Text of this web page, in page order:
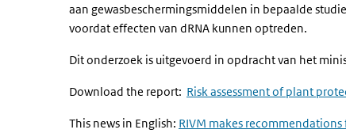
aan gewasbeschermingsmiddelen in bepaalde
voordat effecten van dRNA kunnen optreden.
Dit onderzoek is uitgevoerd in opdracht van het
Download the report: Risk assessment of plant
This news in English: RIVM makes